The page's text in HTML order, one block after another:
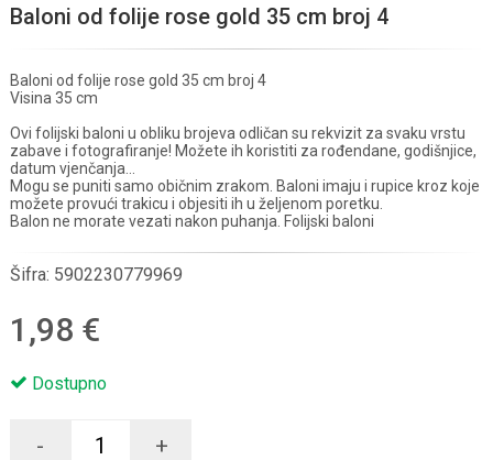
Baloni od folije rose gold 35 cm broj 4
Baloni od folije rose gold 35 cm broj 4
Visina 35 cm
Ovi folijski baloni u obliku brojeva odličan su rekvizit za svaku vrstu
zabave i fotografiranje! Možete ih koristiti za rođendane, godišnjice,
datum vjenčanja...
Mogu se puniti samo običnim zrakom. Baloni imaju i rupice kroz koje
možete provući trakicu i objesiti ih u željenom poretku.
Balon ne morate vezati nakon puhanja. Folijski baloni
Šifra: 5902230779969
1,98 €
Dostupno
- +